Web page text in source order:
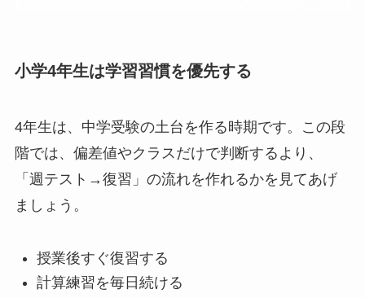
小学4年生は学習習慣を優先する
4年生は、中学受験の土台を作る時期です。この段
階では、偏差値やクラスだけで判断するより、
「週テスト→復習」の流れを作れるかを見てあげ
ましょう。
授業後すぐ復習する
計算練習を毎日続ける